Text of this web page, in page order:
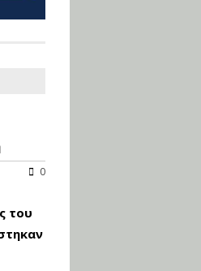
0
του
κoλυμβητικής
υδατοδεξαμενής
Χρήστος Ροδόπουλος
€230.00
ώρες